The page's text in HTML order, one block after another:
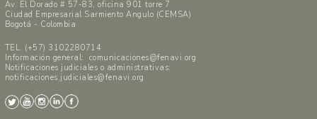
Av. El Dorado # 57-83, oficina 901 torre 7
Ciudad Empresarial Sarmiento Angulo (CEMSA)
Bogotá - Colombia
TEL. (+57) 3102280714
Información general: comunicaciones@fenavi.org
Notificaciones judiciales o administrativas:
notificaciones.judiciales@fenavi.org